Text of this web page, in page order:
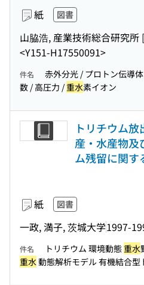
紙 図書
山脇浩, 産業技術総合研究所
<Y151-H17550091>
件名
赤外分光 / プロトン伝導
数 / 高圧力 /重水素イオン
トリチウム
産・水産物及
ム残留に関す
紙 図書
一政, 満子, 茨城大学1997-
件名 トリチウム 環境動態 重水
重水動態解析モデル 有機結合型